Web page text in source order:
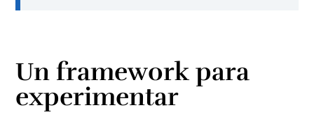
Un framework para
experimentar